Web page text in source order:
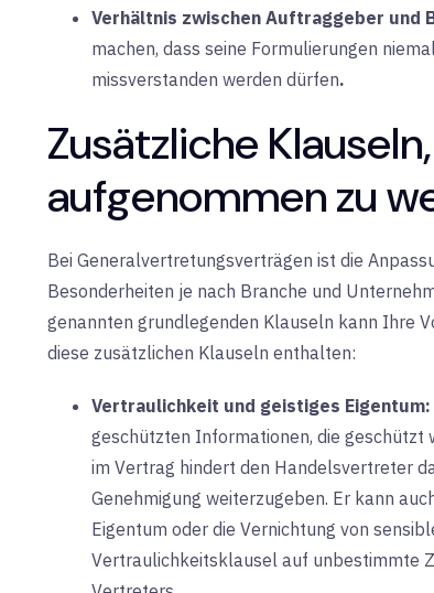
Verhältnis zwischen Auftraggeber und
machen, dass seine Formulierungen
missverstanden werden dürfen.
Zusätzliche
aufgenommen zu
Bei Generalvertretungsverträgen ist die
Besonderheiten je nach Branche und
genannten grundlegenden Klauseln kann Ihre
diese zusätzlichen Klauseln enthalten:
Vertraulichkeit und geistiges Eigentum:
geschützten Informationen, die geschützt
im Vertrag hindert den Handelsvertreter
Genehmigung weiterzugeben. Er kann
Eigentum oder die Vernichtung von
Vertraulichkeitsklausel auf unbestimmte